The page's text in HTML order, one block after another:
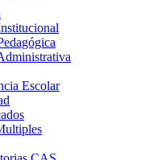
Escolar